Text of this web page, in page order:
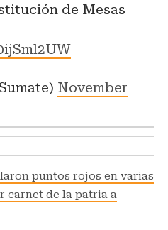
de Mesas
November
puntos rojos en varias
carnet de la patria a